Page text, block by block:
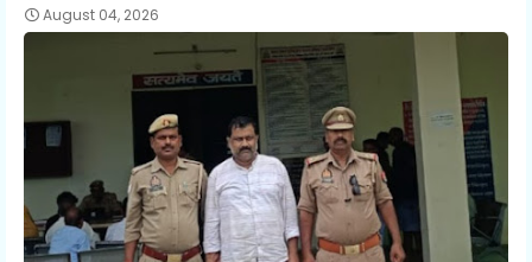
August 04, 2026